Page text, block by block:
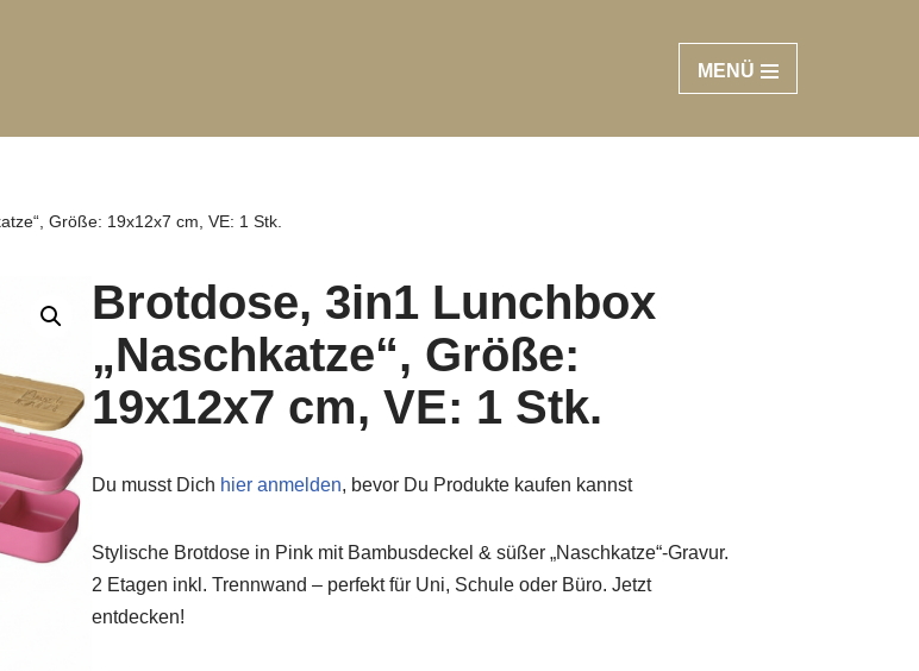
MENÜ
Größe: 19x12x7 cm, VE: 1 Stk.
Brotdose, 3in1 Lunchbox
„Naschkatze“, Größe:
19x12x7 cm, VE: 1 Stk.
Du musst Dich hier anmelden, bevor Du Produkte kaufen kannst
Stylische Brotdose in Pink mit Bambusdeckel & süßer „Naschkatze“-Gravur.
2 Etagen inkl. Trennwand – perfekt für Uni, Schule oder Büro. Jetzt
entdecken!